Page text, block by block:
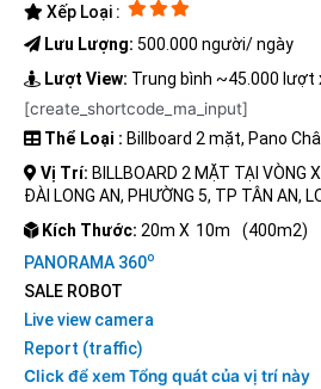
Xếp Loại :
Lưu Lượng: 500.000 người/ ngày
Lượt View: Trung bình ~45.000
[create_shortcode_ma_input]
Thể Loại : Billboard 2 mặt, Pano
Vị Trí: BILLBOARD 2 MẶT TẠI VÒNG
ĐÀI LONG AN, PHƯỜNG 5, TP TÂN AN,
Kích Thước: 20m X 10m
(400m2)
PANORAMA 360o
SALE ROBOT
Live view camera
Report (traffic)
Click để xem Tổng quát của vị trí này